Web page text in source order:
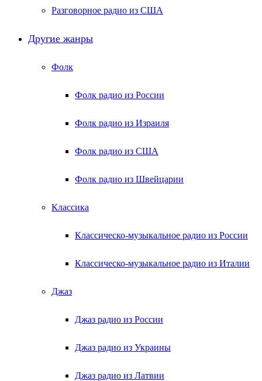
Разговорное радио из США
Другие жанры
Фолк
Фолк радио из России
Фолк радио из Израиля
Фолк радио из США
Фолк радио из Швейцарии
Классика
Классическо-музыкальное радио из России
Классическо-музыкальное радио из Италии
Джаз
Джаз радио из России
Джаз радио из Украины
Джаз радио из Латвии